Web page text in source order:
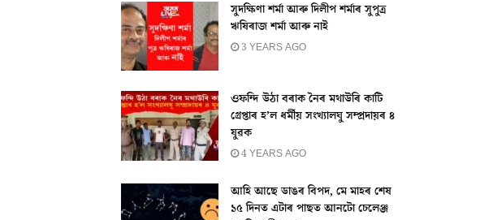
সুদক্ষিণা শৰ্মা আৰু দিলীপ শৰ্মাৰ সুপুত্ৰ
ঋষিৰাজ শৰ্মা আৰু নাই
3 YEARS AGO
ওফন্দি উঠা বৰাক নৈৰ মথাউৰি কাটি
গ্ৰেপ্তাৰ হ’ল ধৰ্মীয় সংখ্যালঘু সম্প্ৰদায়ৰ ৪
যুৱক
4 YEARS AGO
আহি আছে ডাঙৰ বিপদ, মে মাহৰ শেষ
১৫ দিনত এটাৰ পাছত আনটো চেলেঞ্জ